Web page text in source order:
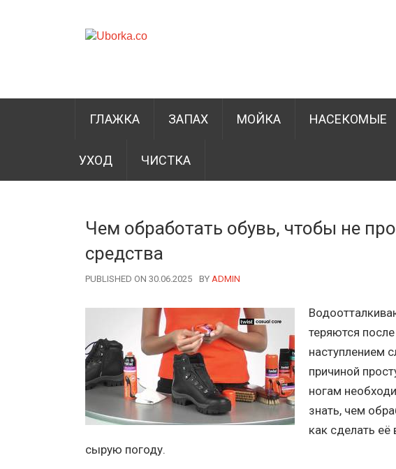
ГЛАЖКА ЗАПАХ МОЙКА НАСЕКОМЫЕ
УХОД ЧИСТКА
Чем обработать обувь, чтобы не
средства
PUBLISHED ON 30.06.2025 BY AUTHOR
ADMIN
теряются
наступлением
причиной
ногам
знать, чем
как сделать
сырую погоду.